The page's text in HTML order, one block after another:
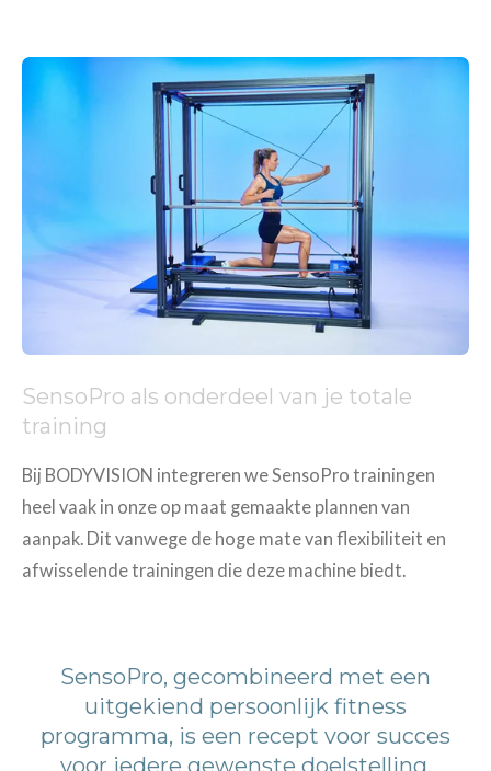
SensoPro als onderdeel van je totale
training
Bij BODYVISION integreren we SensoPro trainingen
heel vaak in onze op maat gemaakte plannen van
aanpak. Dit vanwege de hoge mate van flexibiliteit en
afwisselende trainingen die deze machine biedt.
SensoPro, gecombineerd met een
uitgekiend persoonlijk fitness
programma, is een recept voor succes
voor iedere gewenste doelstelling.